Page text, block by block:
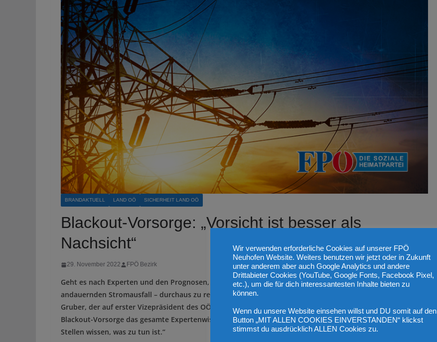
BRANDAKTUELL LAND OÖ SICHERHEIT LAND OÖ
Blackout-Vorsorge: „Vorsicht ist besser als
Nachsicht“
29. November 2022 FPÖ Bezirk
Geht es nach Experten und den Prognosen, so ist mit einem Blackout – also einem großen, länger
andauernden Stromausfall – durchaus zu rechnen. Daher spricht sich Landesparteisekretär, LAbg. Michael
Gruber, der auf erster Vizepräsident des OÖ. Zivilschutzverbandes ist, klar dafür aus „dass im Rahmen der
Blackout-Vorsorge das gesamte Expertenwissen kanalisiert wird. Im Fall der Fälle sollten alle involvierten
Stellen wissen, was zu tun ist.“
Wir verwenden erforderliche Cookies auf unserer FPÖ
Neuhofen Website. Weiters benutzen wir jetzt oder in Zukunft
unter anderem aber auch Google Analytics und andere
Drittabieter Cookies (YouTube, Google Fonts, Facebook Pixel,
etc.), um die für dich interessantesten Inhalte bieten zu
können.
Wenn du unsere Website einsehen willst und DU somit auf den
Button „MIT ALLEN COOKIES EINVERSTANDEN“ klickst
stimmst du ausdrücklich ALLEN Cookies zu.